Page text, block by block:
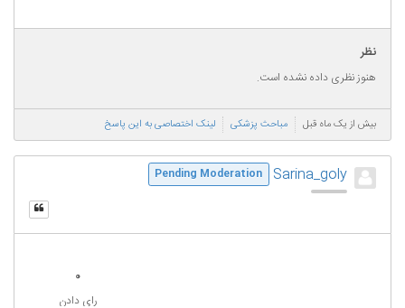
نظر
هنوز نظری داده نشده است.
بیش از یک ماه قبل مباحث پزشکی لینک اختصاصی به این پاسخ
Sarina_goly
Pending Moderation
0
رای دادن